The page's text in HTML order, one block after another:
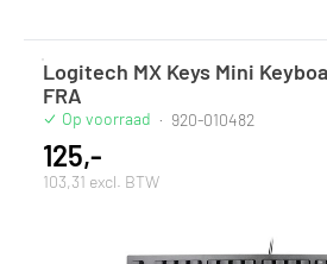
Logitech MX Keys Mini
FRA
Op voorraad · 920-010482
125,-
103,31 excl. BTW